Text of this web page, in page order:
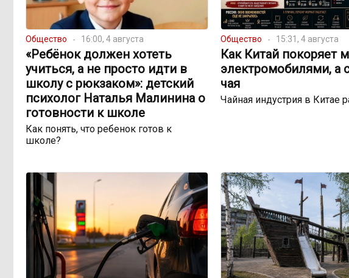
Общество 16:00, 4 августа
«Ребёнок должен хотеть
учиться, а не просто идти в
школу с рюкзаком»: детский
психолог Наталья Малинина о
готовности к школе
Как понять, что ребенок готов к
школе?
Общество 15:31, 4 августа
Как Китай покоряет
электромобилями, а
чая
Чайная индустрия в Китае